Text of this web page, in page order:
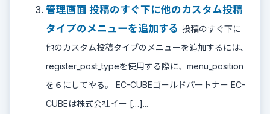
管理画面 投稿のすぐ下に他のカスタム投稿
タイプのメニューを追加する 投稿のすぐ下に
他のカスタム投稿タイプのメニューを追加するには、
register_post_typeを使用する際に、menu_position
を６にしてやる。 EC-CUBEゴールドパートナー EC-
CUBEは株式会社イー […]...